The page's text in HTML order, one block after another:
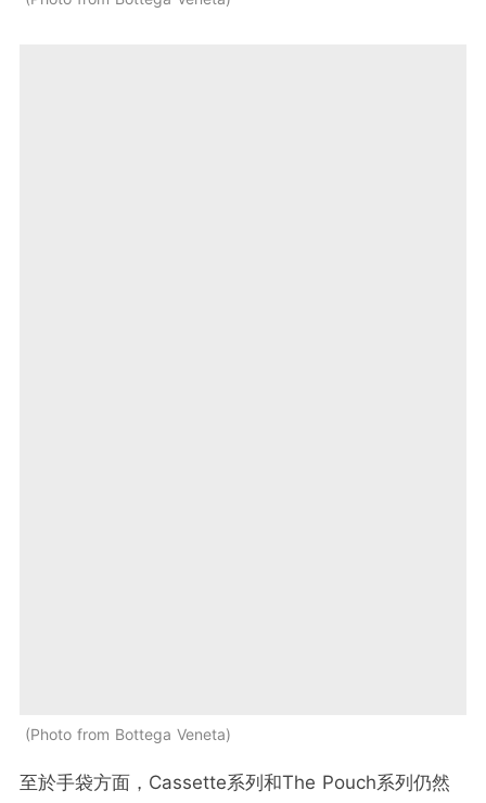
Photo from Bottega Veneta
至於手袋方面，Cassette系列和The Pouch系列仍然